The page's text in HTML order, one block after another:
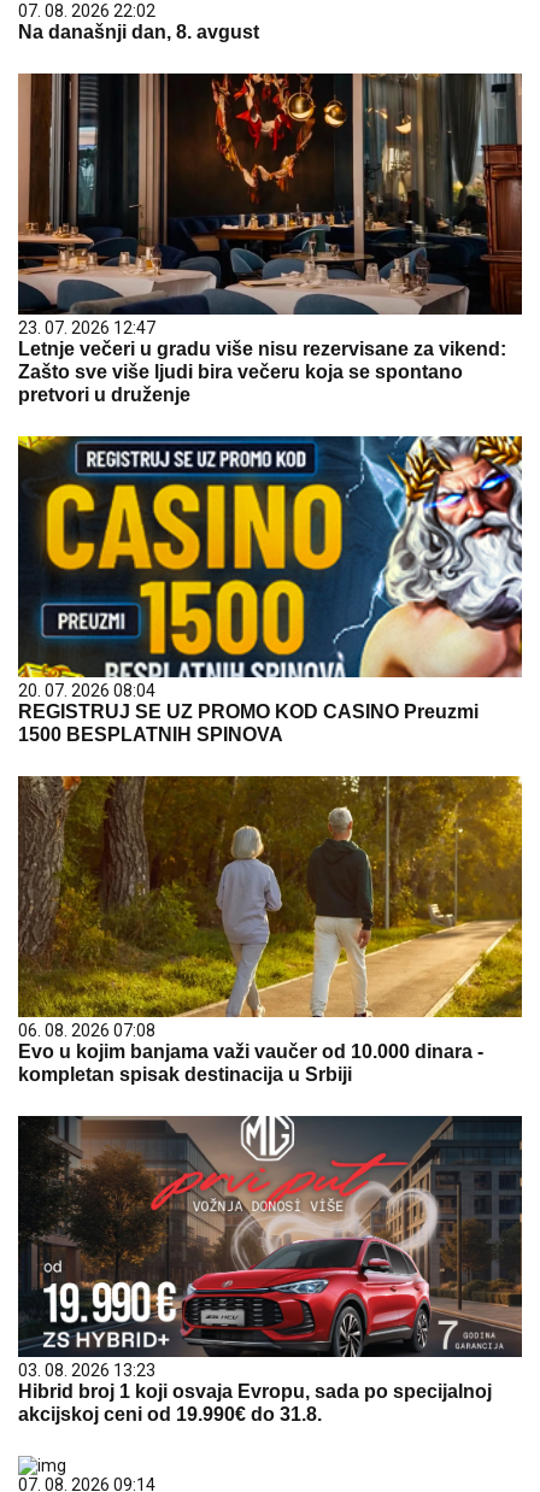
07. 08. 2026 22:02
Na današnji dan, 8. avgust
23. 07. 2026 12:47
Letnje večeri u gradu više nisu rezervisane za vikend:
Zašto sve više ljudi bira večeru koja se spontano
pretvori u druženje
20. 07. 2026 08:04
REGISTRUJ SE UZ PROMO KOD CASINO Preuzmi
1500 BESPLATNIH SPINOVA
06. 08. 2026 07:08
Evo u kojim banjama važi vaučer od 10.000 dinara -
kompletan spisak destinacija u Srbiji
03. 08. 2026 13:23
Hibrid broj 1 koji osvaja Evropu, sada po specijalnoj
akcijskoj ceni od 19.990€ do 31.8.
07. 08. 2026 09:14